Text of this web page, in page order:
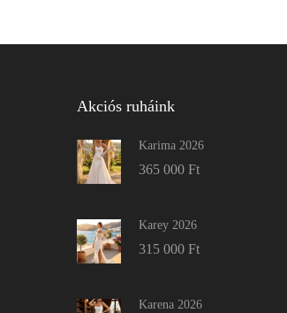
Akciós ruháink
Karima 2026
365 000 Ft
Karey 2026
315 000 Ft
Karena 2026